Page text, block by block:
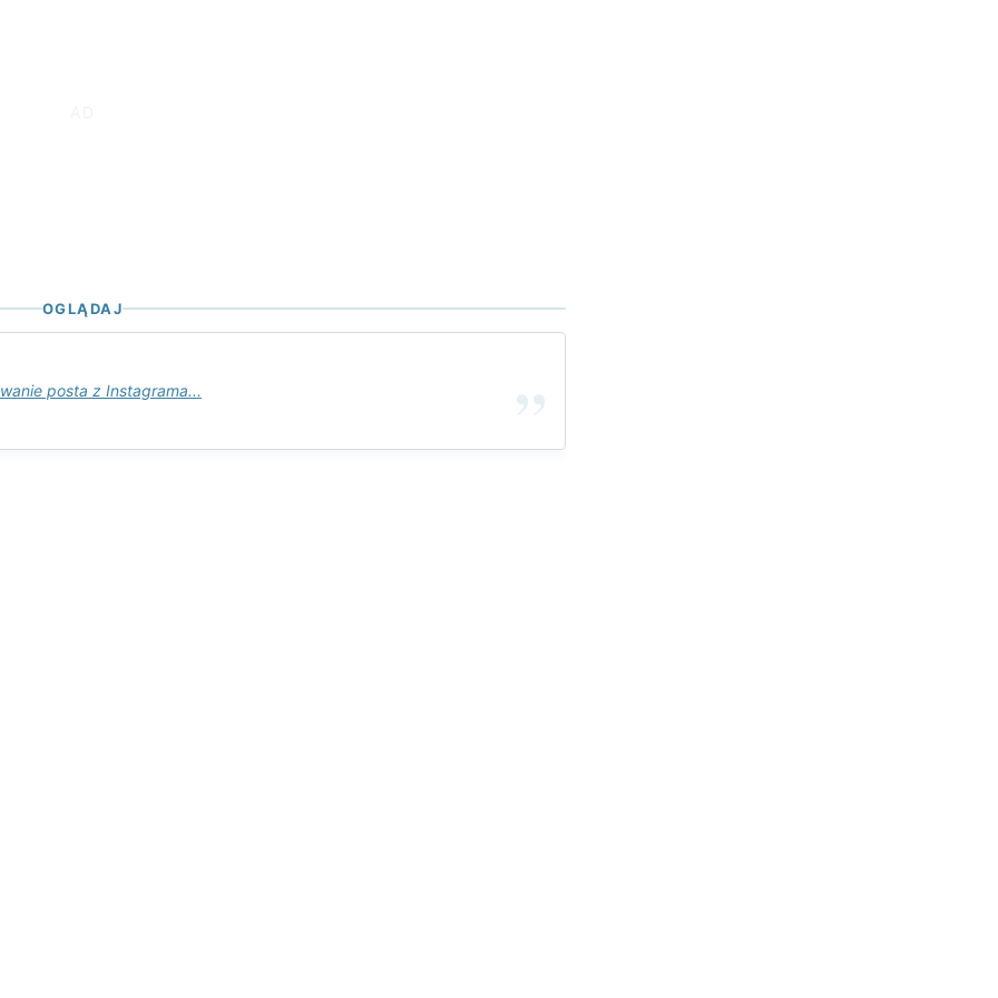
OGLĄDAJ
posta z Instagrama...